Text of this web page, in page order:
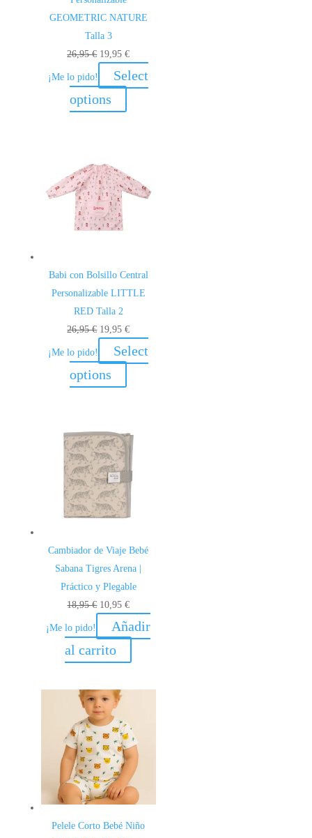
GEOMETRIC NATURE
Talla 3
26,95€ El
precio
original
19,95€El
precio
actual
¡Me lo pido!
Select
options
Babi con Bolsillo Central
Personalizable LITTLE
RED Talla 2
26,95€ El
precio
original
19,95€El
precio
actual
¡Me lo pido!
Select
options
Cambiador de Viaje Bebé
Sabana Tigres Arena |
Práctico y Plegable
18,95€ El
precio
original
10,95€El
precio
actual
¡Me lo pido!
Añadir
al carrito
Pelele Corto Bebé Niño